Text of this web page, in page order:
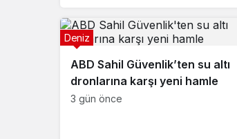
ABD Sahil Güvenlik’ten su altı
dronlarına karşı yeni hamle
Deniz
3 gün önce